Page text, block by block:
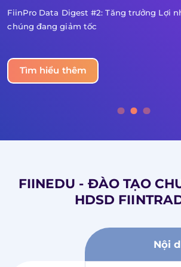
FiinPro Data Digest #2: Tăng trưởng Lợi
chúng đang giảm tốc
Tìm hiểu thêm
FIINEDU - ĐÀO TẠO
HDSD
Nội